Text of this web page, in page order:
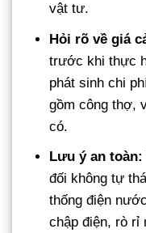
vật tư.
Hỏi rõ về giá
trước khi thực
phát sinh chi
gồm công thợ,
có.
Lưu ý an toàn:
đối không tự
thống điện
chập điện, rò rỉ